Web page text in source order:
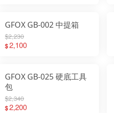
GFOX GB-002 中提箱
$2,230
$2,100
GFOX GB-025 硬底工具
包
$2,340
$2,200